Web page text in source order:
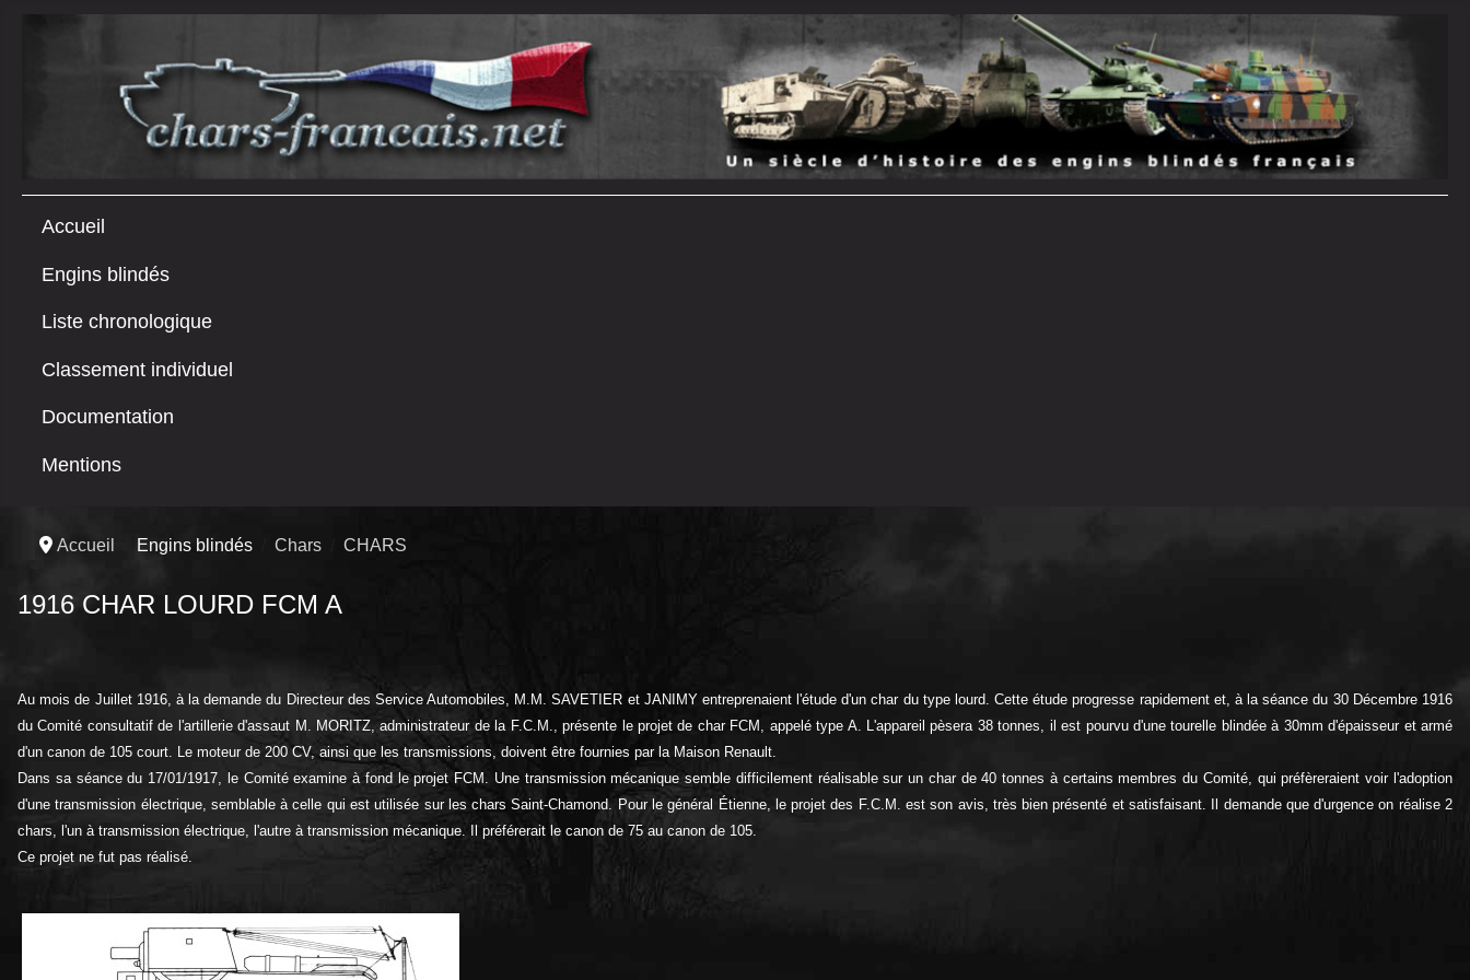
Accueil
Engins blindés
Liste chronologique
Classement individuel
Documentation
Mentions
Accueil Engins blindés Chars CHARS
1916 CHAR LOURD FCM A
Au mois de Juillet 1916, à la demande du Directeur des Service Automobiles, M.M. SAVETIER et JANIMY entreprenaient l'étude d'un char du type lourd. Cette étude progresse rapidement et, à la séance du 30 Décembre 1916
du Comité consultatif de l'artillerie d'assaut M. MORITZ, administrateur de la F.C.M., présente le projet de char FCM, appelé type A. L'appareil pèsera 38 tonnes, il est pourvu d'une tourelle blindée à 30mm d'épaisseur et armé
d'un canon de 105 court. Le moteur de 200 CV, ainsi que les transmissions, doivent être fournies par la Maison Renault.
Dans sa séance du 17/01/1917, le Comité examine à fond le projet FCM. Une transmission mécanique semble difficilement réalisable sur un char de 40 tonnes à certains membres du Comité, qui préfèreraient voir l'adoption
d'une transmission électrique, semblable à celle qui est utilisée sur les chars Saint-Chamond. Pour le général Étienne, le projet des F.C.M. est son avis, très bien présenté et satisfaisant. Il demande que d'urgence on réalise 2
chars, l'un à transmission électrique, l'autre à transmission mécanique. Il préférerait le canon de 75 au canon de 105.
Ce projet ne fut pas réalisé.